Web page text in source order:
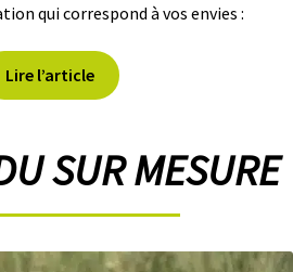
qui correspond à vos envies :
Lire l’article
SUR MESURE